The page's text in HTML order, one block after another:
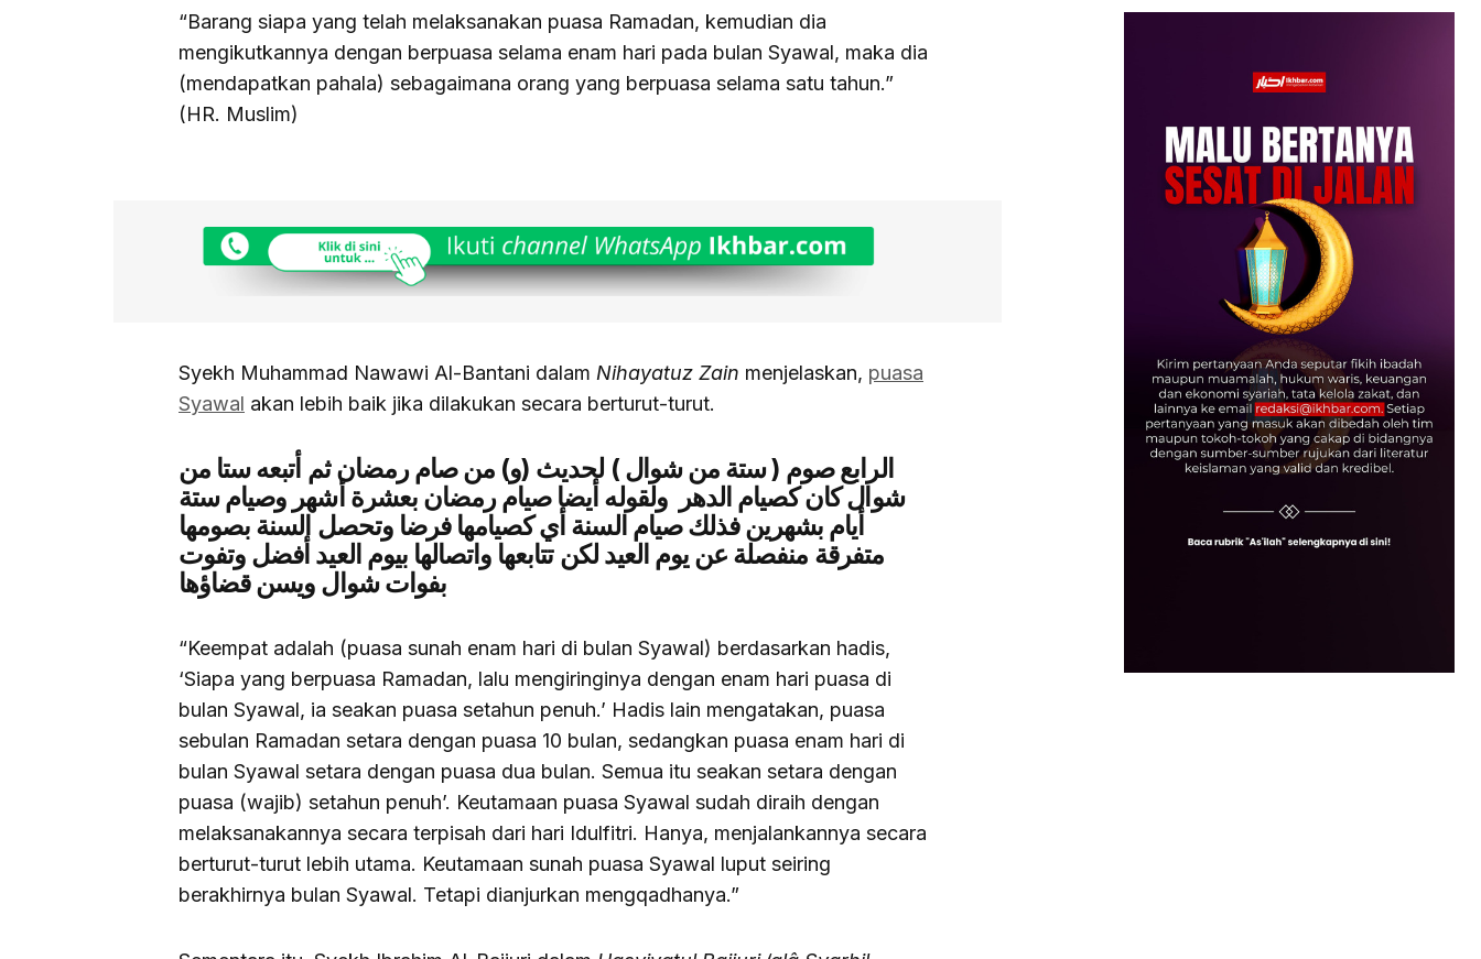
“Barang siapa yang telah melaksanakan puasa Ramadan, kemudian dia
mengikutkannya dengan berpuasa selama enam hari pada bulan Syawal, maka dia
(mendapatkan pahala) sebagaimana orang yang berpuasa selama satu tahun.”
(HR. Muslim)
Syekh Muhammad Nawawi Al-Bantani dalam Nihayatuz Zain menjelaskan, puasa
Syawal akan lebih baik jika dilakukan secara berturut-turut.
الرابع صوم ( ستة من شوال ) لحديث (و) من صام رمضان ثم أتبعه ستا من
شوال كان كصيام الدهر ولقوله أيضا صيام رمضان بعشرة أشهر وصيام ستة
أيام بشهرين فذلك صيام السنة أي كصيامها فرضا وتحصل السنة بصومها
متفرقة منفصلة عن يوم العيد لكن تتابعها واتصالها بيوم العيد أفضل وتفوت
بفوات شوال ويسن قضاؤها
“Keempat adalah (puasa sunah enam hari di bulan Syawal) berdasarkan hadis,
‘Siapa yang berpuasa Ramadan, lalu mengiringinya dengan enam hari puasa di
bulan Syawal, ia seakan puasa setahun penuh.’ Hadis lain mengatakan, puasa
sebulan Ramadan setara dengan puasa 10 bulan, sedangkan puasa enam hari di
bulan Syawal setara dengan puasa dua bulan. Semua itu seakan setara dengan
puasa (wajib) setahun penuh’. Keutamaan puasa Syawal sudah diraih dengan
melaksanakannya secara terpisah dari hari Idulfitri. Hanya, menjalankannya secara
berturut-turut lebih utama. Keutamaan sunah puasa Syawal luput seiring
berakhirnya bulan Syawal. Tetapi dianjurkan mengqadhanya.”